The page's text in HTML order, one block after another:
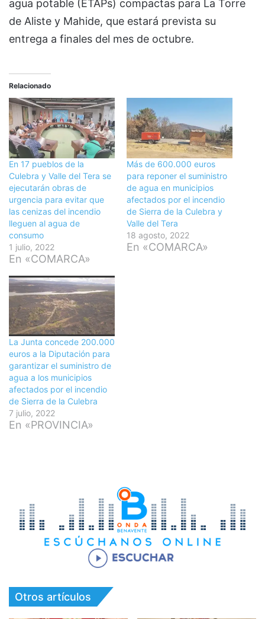
agua potable (ETAPs) compactas para La Torre
de Aliste y Mahide, que estará prevista su
entrega a finales del mes de octubre.
Relacionado
En 17 pueblos de la
Culebra y Valle del Tera se
ejecutarán obras de
urgencia para evitar que
las cenizas del incendio
lleguen al agua de
consumo
1 julio, 2022
En «COMARCA»
Más de 600.000 euros
para reponer el suministro
de agua en municipios
afectados por el incendio
de Sierra de la Culebra y
Valle del Tera
18 agosto, 2022
En «COMARCA»
La Junta concede 200.000
euros a la Diputación para
garantizar el suministro de
agua a los municipios
afectados por el incendio
de Sierra de la Culebra
7 julio, 2022
En «PROVINCIA»
Otros artículos